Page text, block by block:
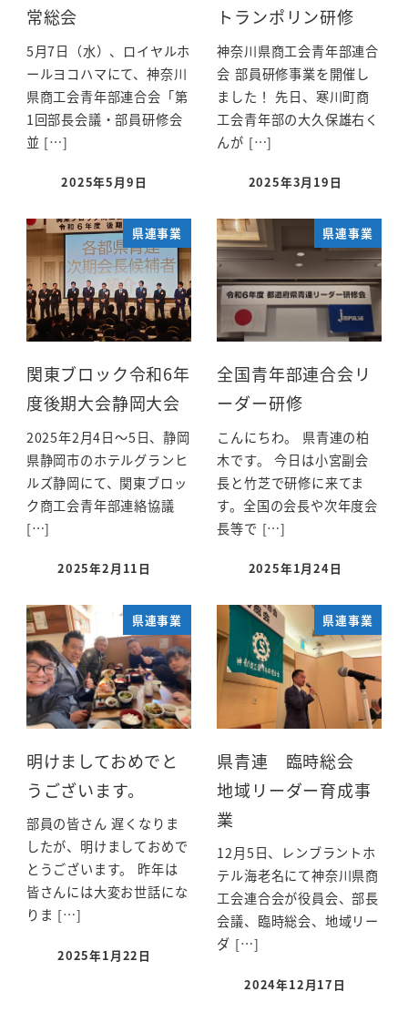
常総会
5月7日（水）、ロイヤルホ
ールヨコハマにて、神奈川
県商工会青年部連合会「第
1回部長会議・部員研修会
並 […]
2025年5月9日
トランポリン研修
神奈川県商工会青年部連合
会 部員研修事業を開催し
ました！ 先日、寒川町商
工会青年部の大久保雄右く
んが […]
2025年3月19日
県連事業
関東ブロック令和6年
度後期大会静岡大会
2025年2月4日～5日、静岡
県静岡市のホテルグランヒ
ルズ静岡にて、関東ブロッ
ク商工会青年部連絡協議
[…]
2025年2月11日
県連事業
全国青年部連合会リ
ーダー研修
こんにちわ。 県青連の柏
木です。 今日は小宮副会
長と竹芝で研修に来てま
す。全国の会長や次年度会
長等で […]
2025年1月24日
県連事業
明けましておめでと
うございます。
部員の皆さん 遅くなりま
したが、明けましておめで
とうございます。 昨年は
皆さんには大変お世話にな
りま […]
2025年1月22日
県連事業
県青連 臨時総会
地域リーダー育成事
業
12月5日、レンブラントホ
テル海老名にて神奈川県商
工会連合会が役員会、部長
会議、臨時総会、地域リー
ダ […]
2024年12月17日